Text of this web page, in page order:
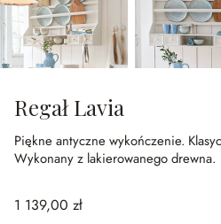
Regał Lavia
Piękne antyczne wykończenie.
Wykonany z lakierowanego drewna.
1 139,00 zł